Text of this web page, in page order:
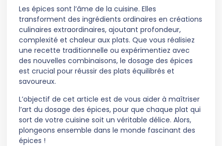
Les épices sont l’âme de la cuisine. Elles
transforment des ingrédients ordinaires en créations
culinaires extraordinaires, ajoutant profondeur,
complexité et chaleur aux plats. Que vous réalisiez
une recette traditionnelle ou expérimentiez avec
des nouvelles combinaisons, le dosage des épices
est crucial pour réussir des plats équilibrés et
savoureux.
L’objectif de cet article est de vous aider à maîtriser
l’art du dosage des épices, pour que chaque plat qui
sort de votre cuisine soit un véritable délice. Alors,
plongeons ensemble dans le monde fascinant des
épices !